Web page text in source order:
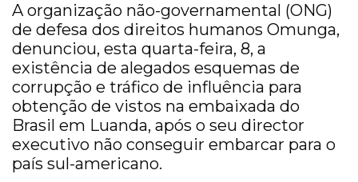
A organização não-governamental (ONG)
de defesa dos direitos humanos Omunga,
denunciou, esta quarta-feira, 8, a
existência de alegados esquemas de
corrupção e tráfico de influência para
obtenção de vistos na embaixada do
Brasil em Luanda, após o seu director
executivo não conseguir embarcar para o
país sul-americano.